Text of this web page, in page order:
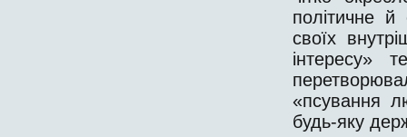
політичне
своїх
інтересу»
«псування
будь-яку